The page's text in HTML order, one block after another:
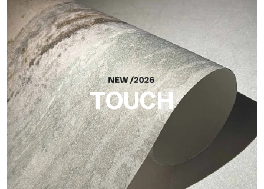
Craft
Oberfläche, inspiriert von natürlichen Fasern, mit einer
essentiellen Struktur, die der Fläche Balance, Tiefe und eine
elegante Materialität verleiht.
TOUCH